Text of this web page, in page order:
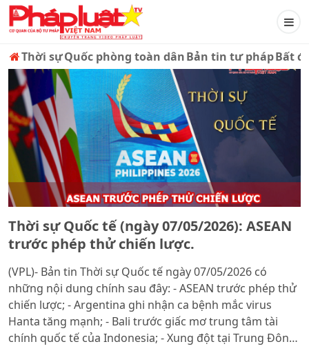
Thời sựQuốc phòng toàn dânBản tin tư phápBất
Thời sự Quốc tế (ngày 07/05/2026): ASEAN
trước phép thử chiến lược.
(VPL)- Bản tin Thời sự Quốc tế ngày 07/05/2026 có
những nội dung chính sau đây: - ASEAN trước phép thử
chiến lược; - Argentina ghi nhận ca bệnh mắc virus
Hanta tăng mạnh; - Bali trước giấc mơ trung tâm tài
chính quốc tế của Indonesia; - Xung đột tại Trung Đông: